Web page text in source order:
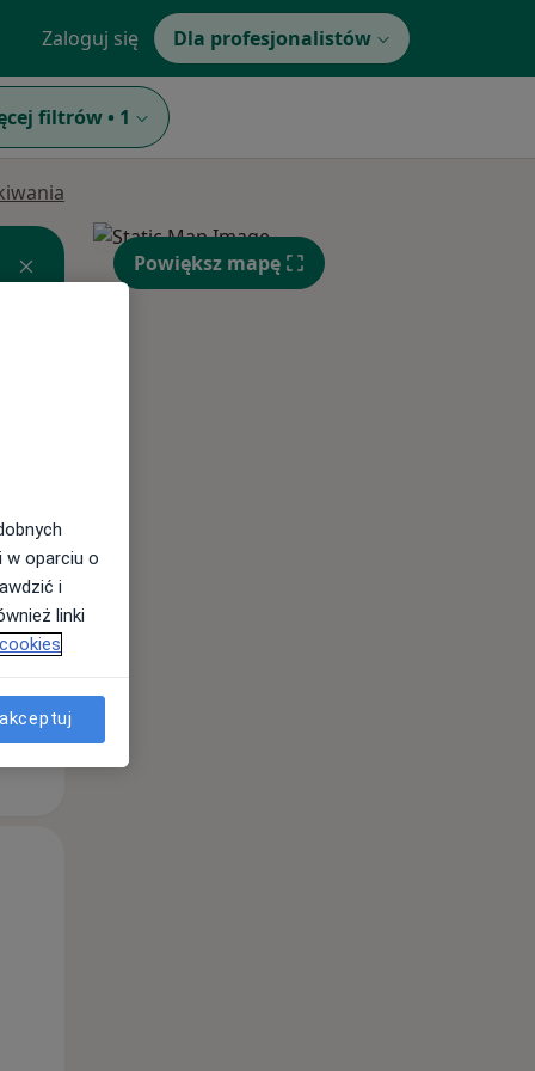
Zaloguj się Dla profesjonalistów
filtrów • 1
Powiększ mapę
w oparciu o
i
linki